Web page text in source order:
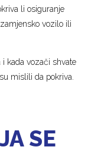
li osiguranje
vozilo ili
i kada vozači shvate
mislili da pokriva.
SE